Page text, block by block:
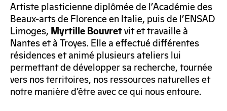
Artiste plasticienne diplômée de l’Académie des
Beaux-arts de Florence en Italie, puis de l’ENSAD
Limoges, Myrtille Bouvretvit et travaille à
Nantes et à Troyes. Elle a effectué différentes
résidences et animé plusieurs ateliers lui
permettant de développer sa recherche, tournée
vers nos territoires, nos ressources naturelles et
notre manière d’être avec ce qui nous entoure.